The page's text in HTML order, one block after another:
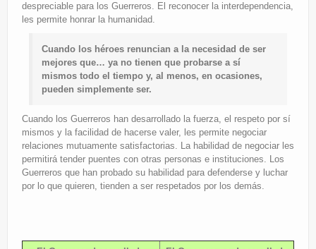
despreciable para los Guerreros. El reconocer la interdependencia,
les permite honrar la humanidad.
Cuando los héroes renuncian a la necesidad de ser
mejores que… ya no tienen que probarse a sí
mismos todo el tiempo y, al menos, en ocasiones,
pueden simplemente ser.
Cuando los Guerreros han desarrollado la fuerza, el respeto por sí
mismos y la facilidad de hacerse valer, les permite negociar
relaciones mutuamente satisfactorias. La habilidad de negociar les
permitirá tender puentes con otras personas e instituciones. Los
Guerreros que han probado su habilidad para defenderse y luchar
por lo que quieren, tienden a ser respetados por los demás.